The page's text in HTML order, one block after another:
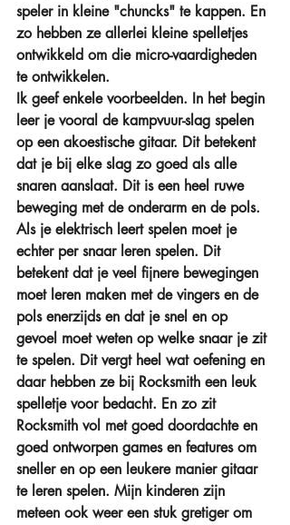
speler in kleine "chuncks" te kappen. En
zo hebben ze allerlei kleine spelletjes
ontwikkeld om die micro-vaardigheden
te ontwikkelen.
Ik geef enkele voorbeelden. In het begin
leer je vooral de kampvuur-slag spelen
op een akoestische gitaar. Dit betekent
dat je bij elke slag zo goed als alle
snaren aanslaat. Dit is een heel ruwe
beweging met de onderarm en de pols.
Als je elektrisch leert spelen moet je
echter per snaar leren spelen. Dit
betekent dat je veel fijnere bewegingen
moet leren maken met de vingers en de
pols enerzijds en dat je snel en op
gevoel moet weten op welke snaar je zit
te spelen. Dit vergt heel wat oefening en
daar hebben ze bij Rocksmith een leuk
spelletje voor bedacht. En zo zit
Rocksmith vol met goed doordachte en
goed ontworpen games en features om
sneller en op een leukere manier gitaar
te leren spelen. Mijn kinderen zijn
meteen ook weer een stuk gretiger om